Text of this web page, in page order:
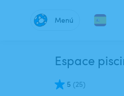
Menú
Espace
5 (25)